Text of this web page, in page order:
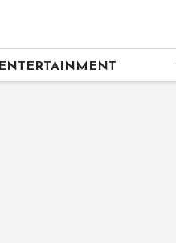
ENTERTAINMENT